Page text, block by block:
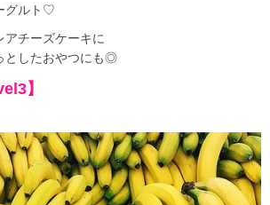
グルト♡
チーズケーキに
としたおやつにも◎
】